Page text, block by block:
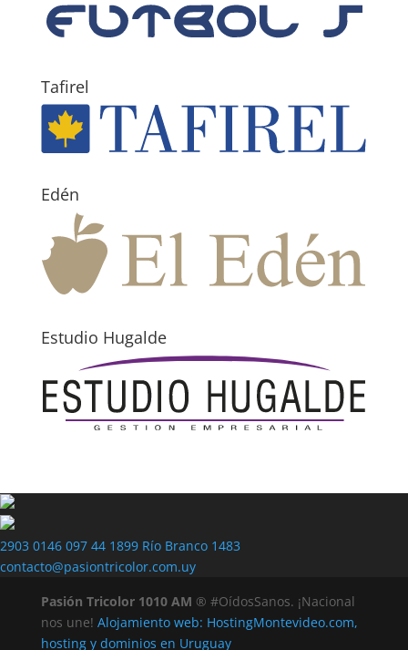
Tafirel
Edén
Estudio Hugalde
2903 0146 097 44 1899 Río Branco 1483
contacto@pasiontricolor.com.uy
Pasión Tricolor 1010 AM ® #OídosSanos. ¡Nacional
nos une! Alojamiento web: HostingMontevideo.com,
hosting y dominios en Uruguay